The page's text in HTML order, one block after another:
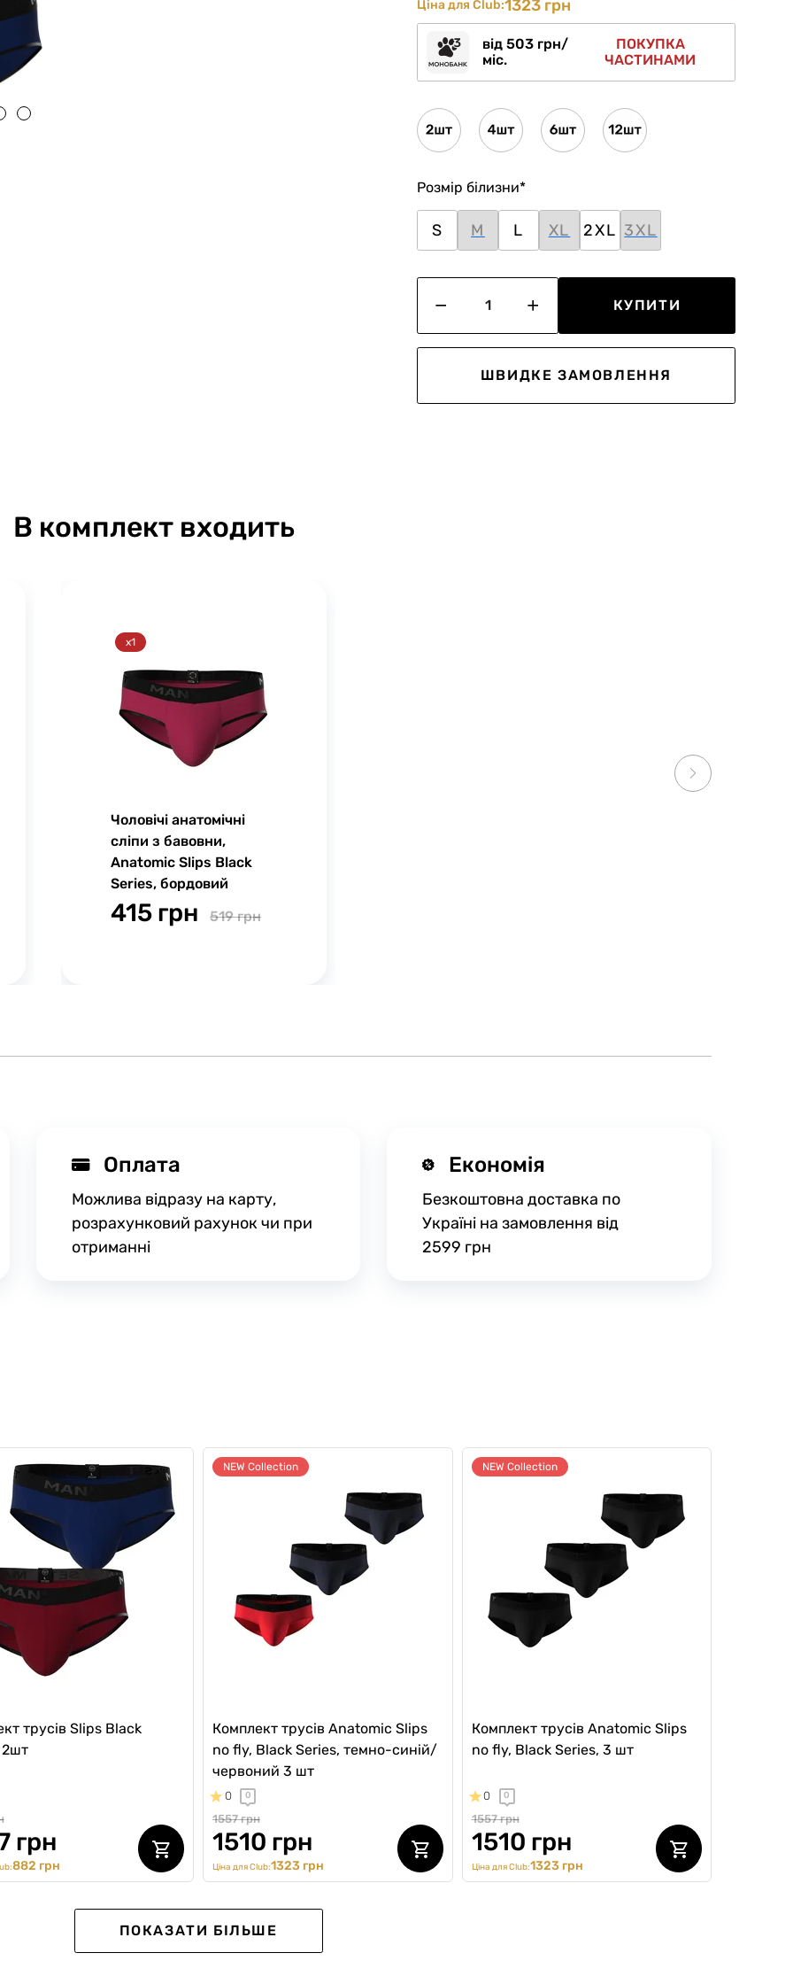
Ціна для Club:1323 грн
від 503 грн/
міс.
ПОКУПКА
ЧАСТИНАМИ
Розмір білизни*
S M L XL 2XL 3XL
КУПИТИ
ШВИДКЕ ЗАМОВЛЕННЯ
В комплект входить
x1
Чоловічі анатомічні
сліпи з бавовни,
Anatomic Slips Black
Series, бордовий
415 грн 519 грн
Оплата
Можлива відразу на карту,
розрахунковий рахунок чи при
отриманні
Економія
Безкоштовна доставка по
Україні на замовлення від
2599 грн
трусів Slips Black
2шт
грн
882 грн
NEW Collection
Комплект трусів Anatomic Slips
no fly, Black Series, темно-синій/
червоний 3 шт
0 0
1557 грн
1510 грн
Ціна для Club:1323 грн
NEW Collection
Комплект трусів Anatomic Slips
no fly, Black Series, 3 шт
0 0
1557 грн
1510 грн
Ціна для Club:1323 грн
NEW Collection
ПОКАЗАТИ БІЛЬШЕ